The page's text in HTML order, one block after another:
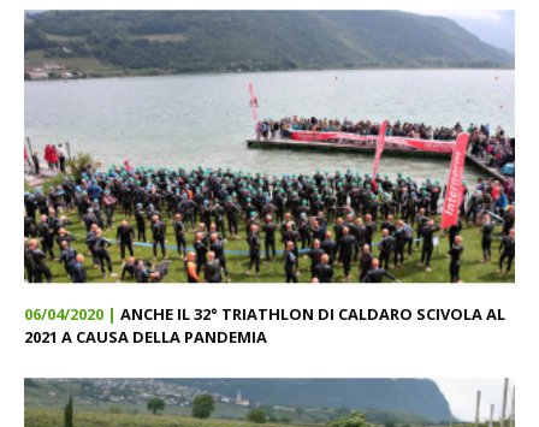
06/04/2020 | ANCHE IL 32° TRIATHLON DI CALDARO SCIVOLA AL
2021 A CAUSA DELLA PANDEMIA